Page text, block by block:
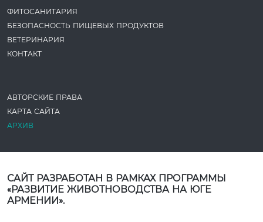
ФИТОСАНИТАРИЯ
БЕЗОПАСНОСТЬ ПИЩЕВЫХ ПРОДУКТОВ
ВЕТЕРИНАРИЯ
КОНТАКТ
АВТОРСКИЕ ПРАВА
КАРТА САЙТА
АРХИВ
САЙТ РАЗРАБОТАН В РАМКАХ ПРОГРАММЫ
«РАЗВИТИЕ ЖИВОТНОВОДСТВА НА ЮГЕ
АРМЕНИИ».